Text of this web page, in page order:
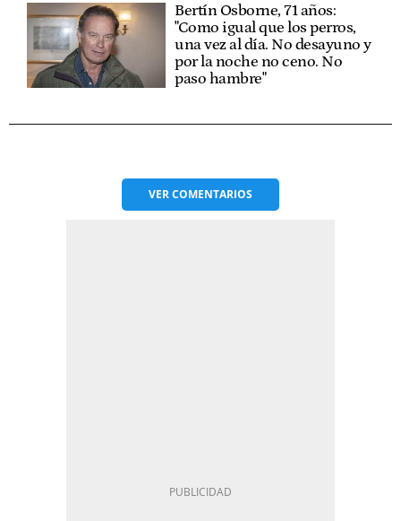
Bertín Osborne, 71 años:
"Como igual que los perros,
una vez al día. No desayuno y
por la noche no ceno. No
paso hambre"
VERCOMENTARIOS